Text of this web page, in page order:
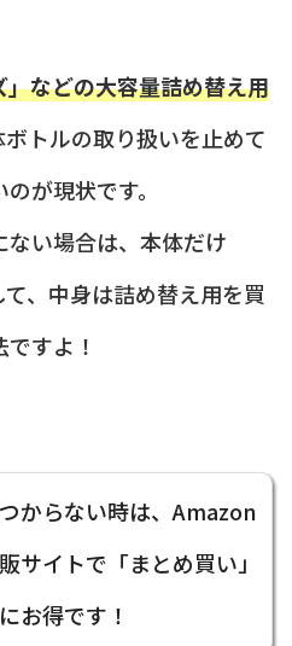
」などの大容量詰め替え用
トルの取り扱いを止めて
が現状です。
い場合は、本体だけ
、中身は詰め替え用を買
すよ！
からない時は、Amazon
サイトで「まとめ買い」
お得です！